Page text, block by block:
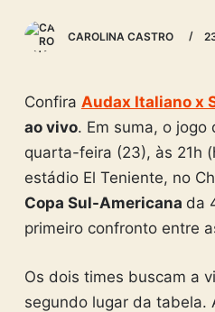
e
CAROLINA CASTRO
Confira Audax Italiano x
ao vivo. Em suma, o jogo
quarta-feira (23), às 21h
estádio El Teniente, no
Copa Sul-Americana da
primeiro confronto entre
Os dois times buscam a
segundo lugar da tabela.